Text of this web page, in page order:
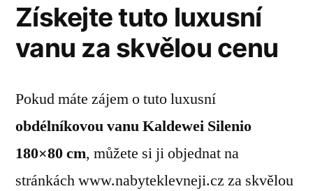
Získejte tuto luxusní
vanu za skvělou cenu
Pokud máte zájem o tuto luxusní
obdélníkovou vanu Kaldewei Silenio
180×80 cm, můžete si ji objednat na
stránkách www.nabyteklevneji.cz za skvělou